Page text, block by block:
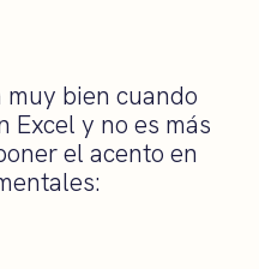
muy bien cuando
Excel y no es más
el acento en